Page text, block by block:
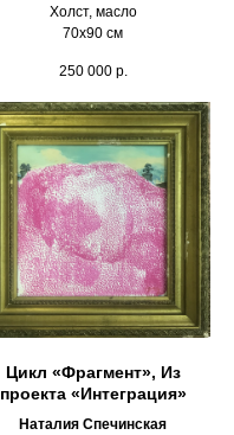
Холст, масло
70х90 см
250 000 р.
Цикл «Фрагмент», Из
проекта «Интеграция»
Наталия Спечинская